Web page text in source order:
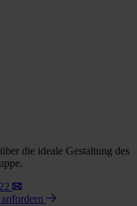
die ideale Gestaltung des